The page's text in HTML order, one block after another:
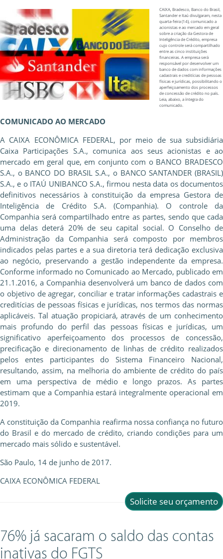
CAIXA, Bradesco, Banco do Brasil,
Santander e Itaú divulgaram, nesta
quarta-feira (14), comunicado a
acionistas e ao mercado em geral
sobre a criação da Gestora de
Inteligência de Crédito, empresa
cujo controle será compartilhado
entre as cinco instituições
financeiras. A empresa será
responsável por desenvolver um
banco de dados com informações
cadastrais e creditícias de pessoas
físicas e jurídicas, possibilitando o
aperfeiçoamento dos processos
de concessão de crédito no país.
Leia, abaixo, a íntegra do
comunicado.
COMUNICADO AO MERCADO
A CAIXA ECONÔMICA FEDERAL, por meio de sua subsidiária
Caixa Participações S.A., comunica aos seus acionistas e ao
mercado em geral que, em conjunto com o BANCO BRADESCO
S.A., o BANCO DO BRASIL S.A., o BANCO SANTANDER (BRASIL)
S.A., e o ITAÚ UNIBANCO S.A., firmou nesta data os documentos
definitivos necessários à constituição da empresa Gestora de
Inteligência de Crédito S.A. (Companhia). O controle da
Companhia será compartilhado entre as partes, sendo que cada
uma delas deterá 20% de seu capital social. O Conselho de
Administração da Companhia será composto por membros
indicados pelas partes e a sua diretoria terá dedicação exclusiva
ao negócio, preservando a gestão independente da empresa.
Conforme informado no Comunicado ao Mercado, publicado em
21.1.2016, a Companhia desenvolverá um banco de dados com
o objetivo de agregar, conciliar e tratar informações cadastrais e
creditícias de pessoas físicas e jurídicas, nos termos das normas
aplicáveis. Tal atuação propiciará, através de um conhecimento
mais profundo do perfil das pessoas físicas e jurídicas, um
significativo aperfeiçoamento dos processos de concessão,
precificação e direcionamento de linhas de crédito realizados
pelos entes participantes do Sistema Financeiro Nacional,
resultando, assim, na melhoria do ambiente de crédito do país
em uma perspectiva de médio e longo prazos. As partes
estimam que a Companhia estará integralmente operacional em
2019.
A constituição da Companhia reafirma nossa confiança no futuro
do Brasil e do mercado de crédito, criando condições para um
mercado mais sólido e sustentável.
São Paulo, 14 de junho de 2017.
CAIXA ECONÔMICA FEDERAL
Solicite seu orçamento
76% já sacaram o saldo das contas
inativas do FGTS